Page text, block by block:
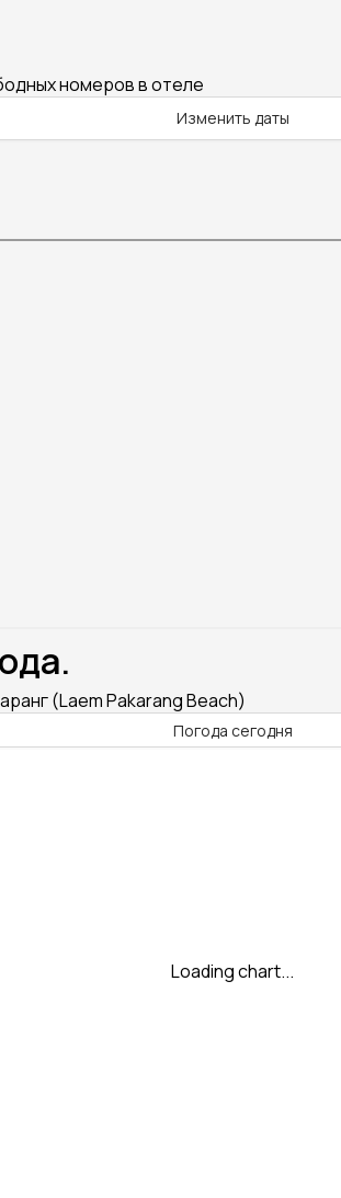
номеров в отеле
Изменить даты
(Laem Pakarang Beach)
Погода сегодня
Loading chart...